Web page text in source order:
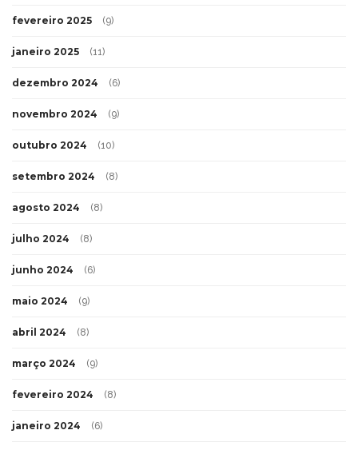
fevereiro 2025 (9)
janeiro 2025 (11)
dezembro 2024 (6)
novembro 2024 (9)
outubro 2024 (10)
setembro 2024 (8)
agosto 2024 (8)
julho 2024 (8)
junho 2024 (6)
maio 2024 (9)
abril 2024 (8)
março 2024 (9)
fevereiro 2024 (8)
janeiro 2024 (6)